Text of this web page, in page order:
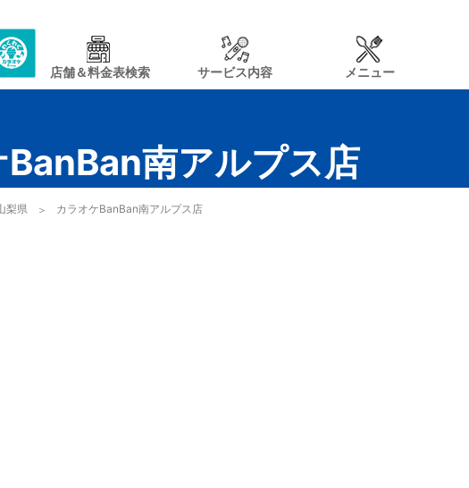
店舗＆料金表検索 サービス内容 メニュー
BanBan南アルプス店
梨県 カラオケBanBan南アルプス店